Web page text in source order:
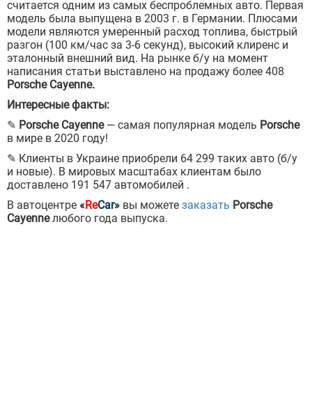
считается одним из самых беспроблемных авто. Первая
модель была выпущена в 2003 г. в Германии. Плюсами
модели являются умеренный расход топлива, быстрый
разгон (100 км/час за 3-6 секунд), высокий клиренс и
эталонный внешний вид. На рынке б/у на момент
написания статьи выставлено на продажу более 408
Porsche Cayenne.
Интересные факты:
✎ Porsche Cayenne— самая популярная модель Porsche
в мире в 2020 году!
✎ Клиенты в Украине приобрели 64 299 таких авто (б/у
и новые). В мировых масштабах клиентам было
доставлено 191 547 автомобилей .
В автоцентре «ReCar» вы можете заказать Porsche
Cayenneлюбого года выпуска.